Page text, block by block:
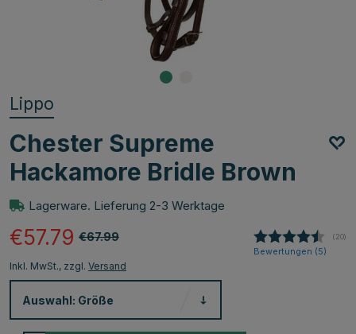
Lippo
Chester Supreme
Hackamore Bridle Brown
Lagerware. Lieferung 2-3 Werktage
€67.99
€57.79 (20)
Bewertungen (5)
Inkl. MwSt., zzgl. Versand
Auswahl: Größe